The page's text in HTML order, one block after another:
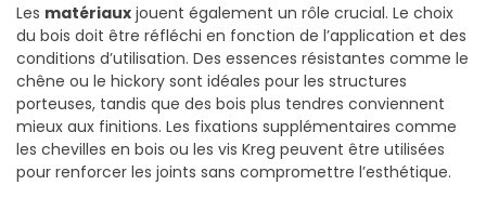
Les matériaux jouent également un rôle crucial. Le choix
du bois doit être réfléchi en fonction de l’application et des
conditions d’utilisation. Des essences résistantes comme le
chêne ou le hickory sont idéales pour les structures
porteuses, tandis que des bois plus tendres conviennent
mieux aux finitions. Les fixations supplémentaires comme
les chevilles en bois ou les vis Kreg peuvent être utilisées
pour renforcer les joints sans compromettre l’esthétique.